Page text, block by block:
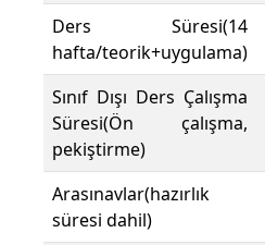
Ders Süresi(14
hafta/teorik+uygulama)
Sınıf Dışı Ders Çalışma
Süresi(Ön çalışma,
pekiştirme)
Arasınavlar(hazırlık
süresi dahil)